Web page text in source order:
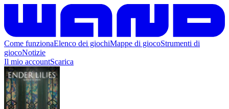
Come funzionaElenco dei giochiMappe di giocoStrumenti di
giocoNotizie
Il mio accountScarica